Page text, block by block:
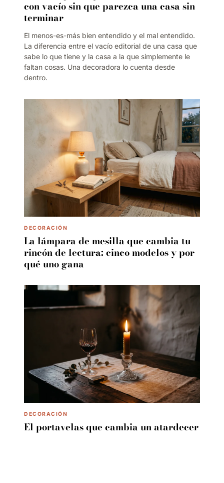
con vacío sin que parezca una casa sin
terminar
El menos-es-más bien entendido y el mal entendido.
La diferencia entre el vacío editorial de una casa que
sabe lo que tiene y la casa a la que simplemente le
faltan cosas. Una decoradora lo cuenta desde
dentro.
DECORACIÓN
La lámpara de mesilla que cambia tu
rincón de lectura: cinco modelos y por
qué uno gana
DECORACIÓN
El portavelas que cambia un atardecer